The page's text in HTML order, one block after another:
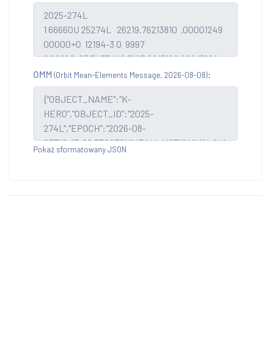
OMM (Orbit Mean-Elements Message, 2026-08-08):
Pokaż sformatowany JSON